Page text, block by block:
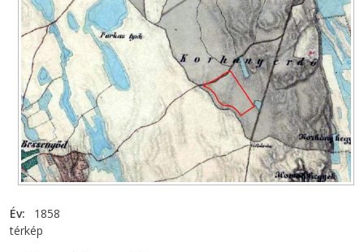
Év
1858
térkép